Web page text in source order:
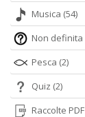
Musica (54)
Non definita
Pesca (2)
Quiz (2)
Raccolte PDF